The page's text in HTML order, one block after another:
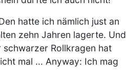
hatte ich nämlich just an
zehn Jahren lagerte. Und
Rollkragen hat
mal ... Anyway: Ich mag